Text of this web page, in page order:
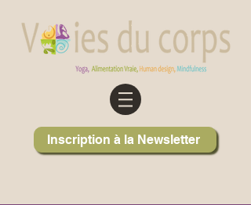
Inscription à la Newsletter